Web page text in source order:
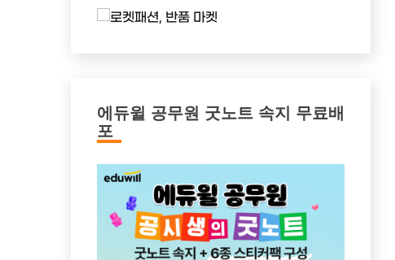
에듀윌 공무원 굿노트 속지 무료배
포